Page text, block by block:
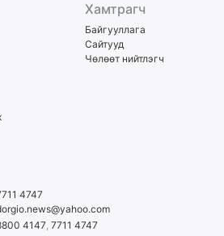
Хамтрагч
Байгууллага
Сайтууд
Чөлөөт нийтлэгч
4747
4147, 7711 4747